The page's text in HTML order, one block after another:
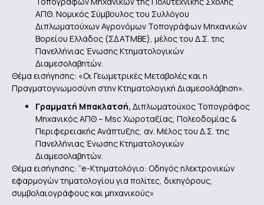
ΑΠΘ. Νομικός Σύμβουλος του Συλλόγου
Διπλωματούχων Αγρονόμων Τοπογράφων Μηχανικών
Βορείου Ελλάδος (ΣΔΑΤΜΒΕ), μέλος του Δ.Σ. της
Πανελλήνιας Ένωσης Κτηματολογικών
Διαμεσολαβητών.
Θέμα εισήγησης: «Οι Γεωμετρικές Μεταβολές και η
Πραγματογνωμοσύνη στην Κτηματολογική Διαμεσολάβηση».
Γραμματή Μπακλατσή, Διπλωματούχος Τοπογράφος
Μηχανικός ΑΠΘ – Msc Χωροταξίας, Πολεοδομίας &
Περιφερειακής Ανάπτυξης, αν. Μέλος του Δ.Σ. της
Πανελλήνιας Ένωσης Κτηματολογικών
Διαμεσολαβητών.
Θέμα εισήγησης: “e-Κτηματολόγιο: Οδηγός ηλεκτρονικών
εφαρμογών τηματολογίου για πολίτες, δικηγόρους,
συμβολαιογράφους και μηχανικούς»